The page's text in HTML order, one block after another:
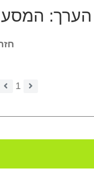
הערך: המסע
1